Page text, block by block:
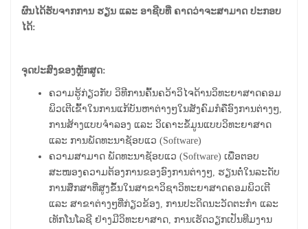
ຜົນໄດ້ຮັບຈາກການ ຮຽນ ແລະ ອາຊີບທີ່ ຄາດວ່າຈະສາມາດ ປະກອບ
ໄດ້:
ຈຸດປະສົງຂອງຫຼັກສູດ:
ຄວາມຮູ້ກ່ຽວກັບ ວິທີການຄົ້ນຄວ້າວິໄຈດ້ານ​​​ວິທະຍາສາດ​ຄອມ​
ພິວ​ເຕີເຂົ້າໃນການແກ້ບັນຫາຕ່າງໆໃນສັງຄົມກໍຄືອົງການຕ່າງໆ,
ການສ້າງແບບຈຳລອງ ແລະ ວິເຄາະຂໍ້ມູນແບບວິທະຍາສາດ
ແລະ ການພັດທະນາຊັອບແວ (Software)
ຄວາມສາມາດ ພັດທະນາຊັອບແວ (Software) ເພື່ອຕອບ
ສະໜອງຄວາມຕ້ອງການຂອງອົງການຕ່າງໆ, ຮຽນຕໍ່ໃນລະດັບ
ການສຶກສາທີ່ສູງຂຶ້ນໃນສາຂາວິຊາວິທະຍາສາດຄອມພິວເຕີ
ແລະ ສາຂາຕ່າງໆທີ່ກ່ຽວຂ້ອງ, ການປະດິດນະວັດຕະກຳ ແລະ
ເທັກໂນໂລຊີ ຢ່າງມີວິທະຍາສາດ, ການເຮັດວຽກເປັນທີມງານ